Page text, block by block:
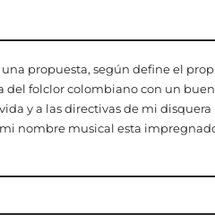
una propuesta, según define el
del folclor colombiano con un
y a las directivas de mi
nombre musical esta